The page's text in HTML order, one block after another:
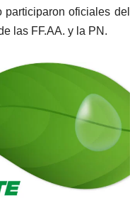
oficiales del
las FF.AA. y la PN.